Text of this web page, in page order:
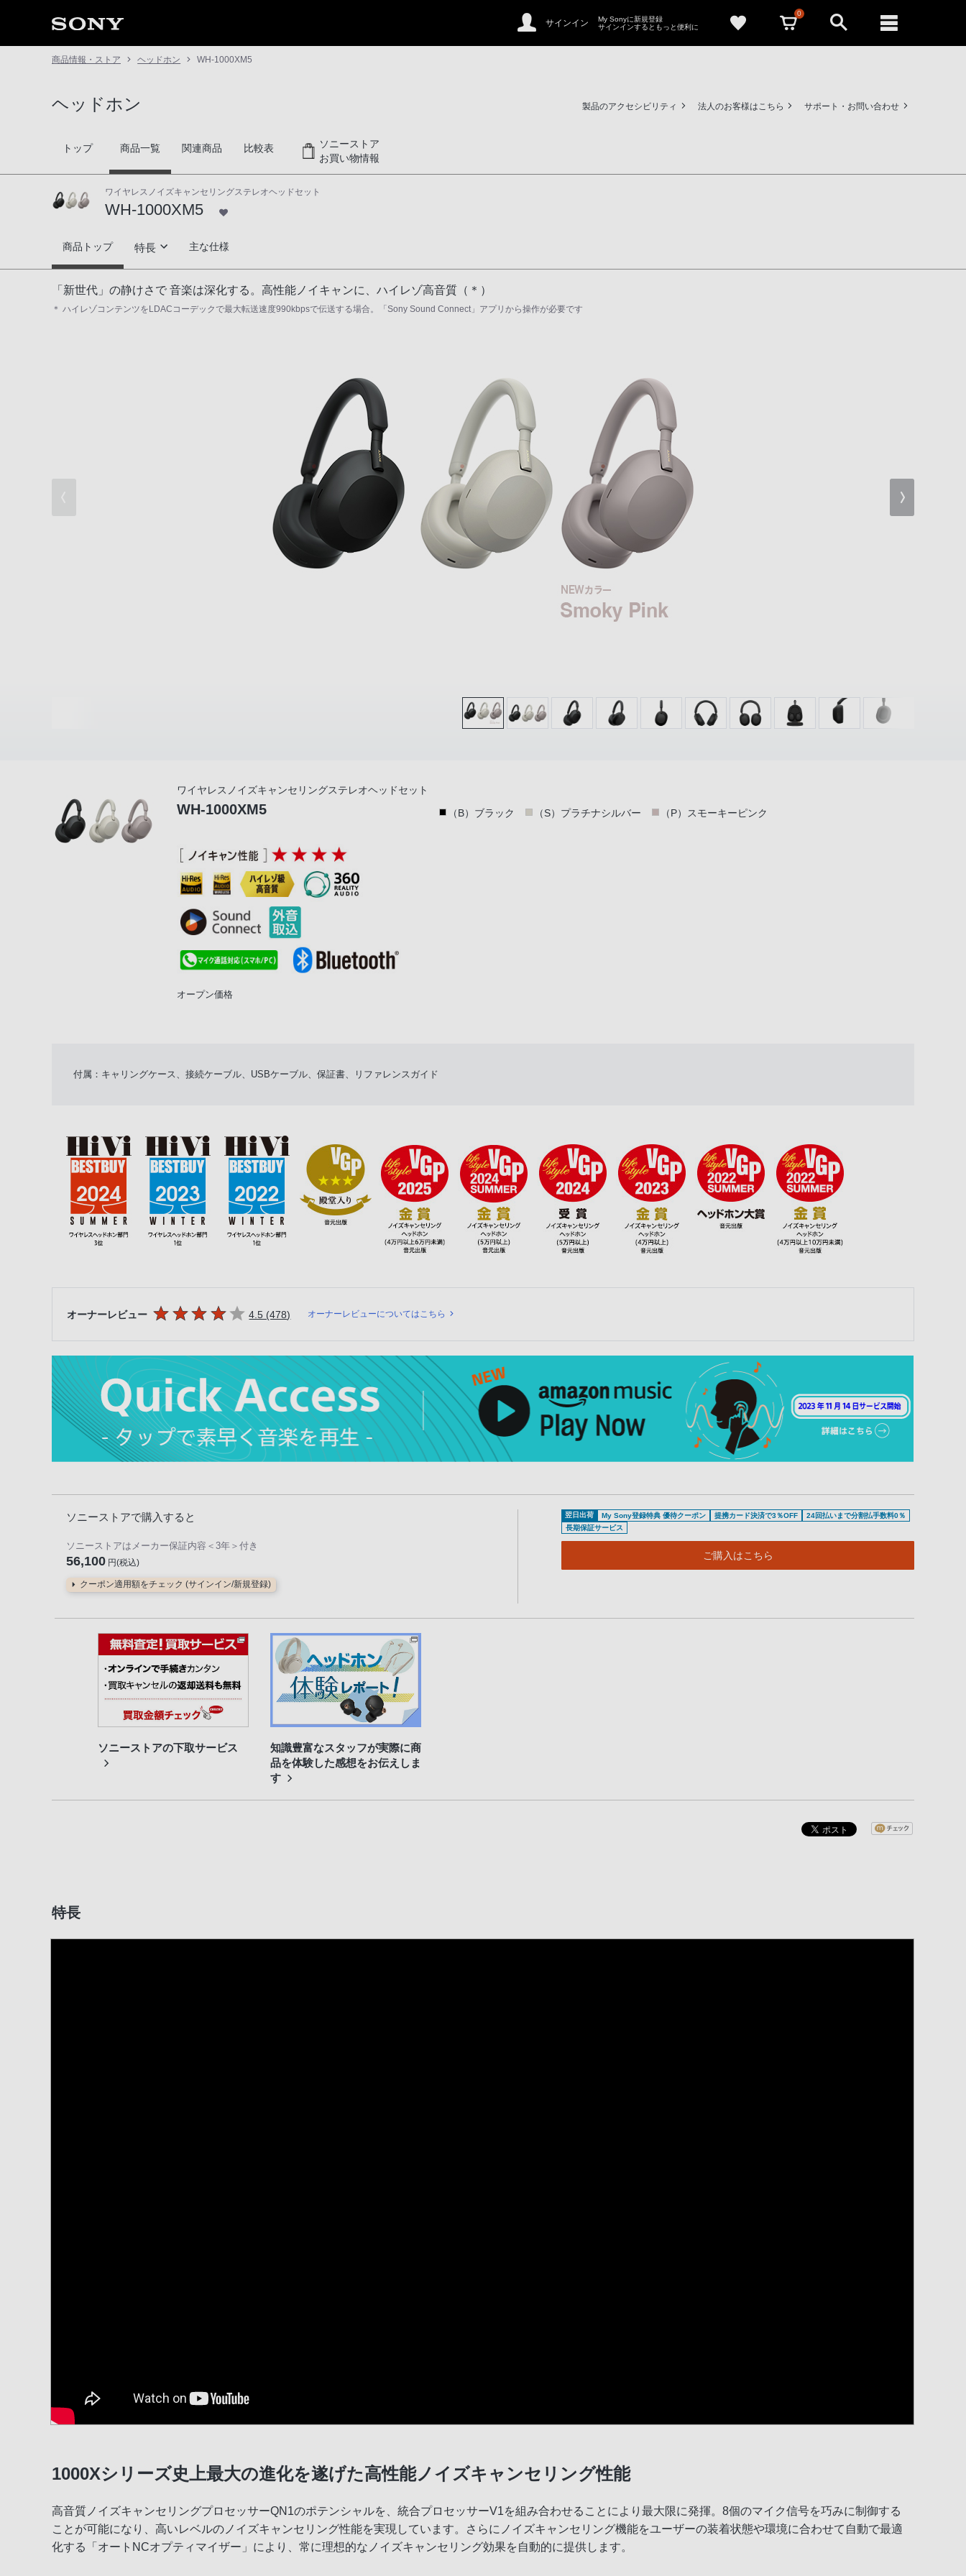
サインイン
My Sonyに新規登録
サインインするともっと便利に
0
商品情報・ストア ヘッドホン WH-1000XM5
ヘッドホン 製品のアクセシビリティ 法人のお客様はこちら サポート・お問い合わせ
トップ 商品一覧 関連商品 比較表
ソニーストア
お買い物情報
ワイヤレスノイズキャンセリングステレオヘッドセット
WH-1000XM5
WH-1000XM5
商品トップ 特長
ノイキャン性能
主な仕様
「新世代」の静けさで 音楽は深化する。高性能ノイキャンに、ハイレゾ高音質（＊）
＊ ハイレゾコンテンツをLDACコーデックで最大転送速度990kbpsで伝送する場合。「Sony Sound Connect」アプリから操作が必要です
ワイヤレスノイズキャンセリングステレオヘッドセット
WH-1000XM5 （B）ブラック （S）プラチナシルバー （P）スモーキーピンク
オープン価格
付属：キャリングケース、接続ケーブル、USBケーブル、保証書、リファレンスガイド
オーナーレビュー 5つの星のうち
4.5 (478件のレビュー
) オーナーレビューについてはこちら
ソニーストアで購入すると
ソニーストアはメーカー保証内容 ＜3年＞ 付き
56,100 円(税込)
クーポン適用額をチェック (サインイン/新規登録)
翌日出荷 My Sony登録特典 優待クーポン 提携カード決済で3％OFF
24回払いまで分割払手数料0％
長期保証サービス
ご購入はこちら
ソニーストアの下取サービス
知識豊富なスタッフが実際に商
品を体験した感想をお伝えしま
す
特長
1000Xシリーズ史上最大の進化を遂げた高性能ノイズキャンセリング性能
高音質ノイズキャンセリングプロセッサーQN1のポテンシャルを、統合プロセッサーV1を組み合わせることにより最大限に発揮。8個のマイク信号を巧みに制御する
ことが可能になり、高いレベルのノイズキャンセリング性能を実現しています。さらにノイズキャンセリング機能をユーザーの装着状態や環境に合わせて自動で最適
化する「オートNCオプティマイザー」により、常に理想的なノイズキャンセリング効果を自動的に提供します。